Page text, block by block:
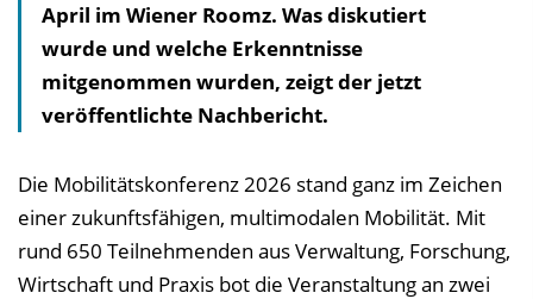
April im Wiener Roomz. Was diskutiert
wurde und welche Erkenntnisse
mitgenommen wurden, zeigt der jetzt
veröffentlichte Nachbericht.
Die Mobilitätskonferenz 2026 stand ganz im Zeichen
einer zukunftsfähigen, multimodalen Mobilität. Mit
rund 650 Teilnehmenden aus Verwaltung, Forschung,
Wirtschaft und Praxis bot die Veranstaltung an zwei